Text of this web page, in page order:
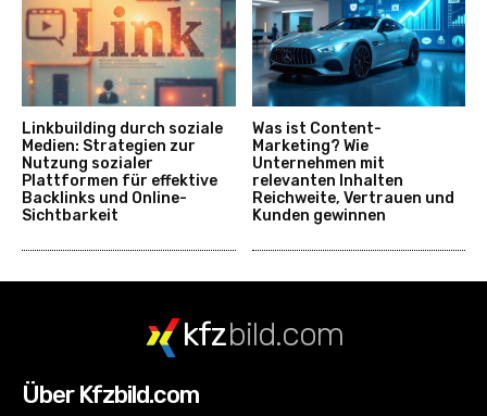
Linkbuilding durch soziale
Medien: Strategien zur
Nutzung sozialer
Plattformen für effektive
Backlinks und Online-
Sichtbarkeit
Was ist Content-
Marketing? Wie
Unternehmen mit
relevanten Inhalten
Reichweite, Vertrauen und
Kunden gewinnen
kfzbild.com
Über Kfzbild.com